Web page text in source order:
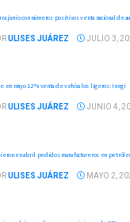
junio con números positivos venta nacional de
ULISES JUÁREZ JULIO 3,
en mayo 12 % venta de vehículos ligeros: Inegi
ULISES JUÁREZ JUNIO 4,
en abril pedidos manufactureros en
ULISES JUÁREZ MAYO 2,